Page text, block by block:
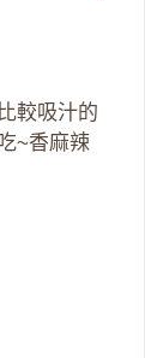
較吸汁的
~香麻辣